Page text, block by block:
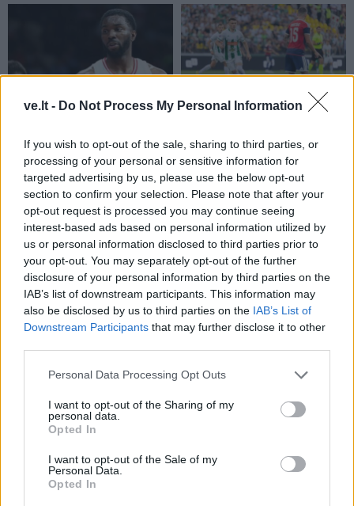
ve.lt - Do Not Process My Personal Information
If you wish to opt-out of the sale, sharing to third parties, or
processing of your personal or sensitive information for
targeted advertising by us, please use the below opt-out
section to confirm your selection. Please note that after your
opt-out request is processed you may continue seeing
interest-based ads based on personal information utilized by
us or personal information disclosed to third parties prior to
your opt-out. You may separately opt-out of the further
disclosure of your personal information by third parties on the
IAB’s list of downstream participants. This information may
also be disclosed by us to third parties on the IAB’s List of
Downstream Participants that may further disclose it to other
Personal Data Processing Opt Outs
I want to opt-out of the Sharing of my
personal data.
Opted In
I want to opt-out of the Sale of my
Personal Data.
Opted In
Evansas pasirašė sutartį
su „Žalgiriu“
Vilniaus „Žalgiris“
kapituliavo prieš „Hajduk“
– praleido net penkis
įvarčius
Sportas
Krepšinio čempionato
organizavimui - 0,4 mln.
Sportas
„Dragūnas“ sulaukė
pastiprinimo: į Klaipėdą
rinktinės narys